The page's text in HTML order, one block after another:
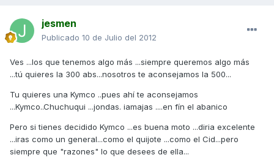
jesmen
Publicado 10 de Julio del 2012
Ves ...los que tenemos algo más ...siempre queremos algo más
...tú quieres la 300 abs...nosotros te aconsejamos la 500...
Tu quieres una Kymco ..pues ahí te aconsejamos
...Kymco..Chuchuqui ...jondas. iamajas ....en fín el abanico
Pero si tienes decidido Kymco ...es buena moto ...diria excelente
...iras como un general...como el quijote ...como el Cid...pero
siempre que "razones" lo que desees de ella...